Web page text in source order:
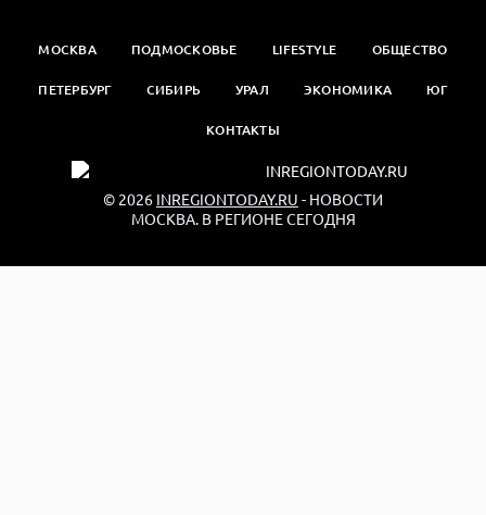
МОСКВА ПОДМОСКОВЬЕ LIFESTYLE ОБЩЕСТВО
ПЕТЕРБУРГ СИБИРЬ УРАЛ ЭКОНОМИКА ЮГ
КОНТАКТЫ
© 2026 INREGIONTODAY.RU - НОВОСТИ
МОСКВА. В РЕГИОНЕ СЕГОДНЯ